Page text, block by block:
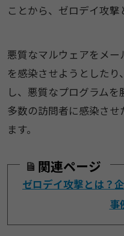
ことから、ゼロデイ攻撃
悪質なマルウェアをメ
を感染させようとした
し、悪質なプログラム
多数の訪問者に感染さ
ます。
関連ページ
ゼロデイ攻撃とは？
事